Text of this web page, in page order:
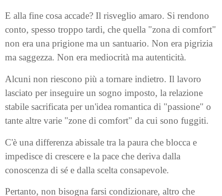
E alla fine cosa accade? Il risveglio amaro. Si rendono
conto, spesso troppo tardi, che quella "zona di comfort"
non era una prigione ma un santuario. Non era pigrizia
ma saggezza. Non era mediocrità ma autenticità.
Alcuni non riescono più a tornare indietro. Il lavoro
lasciato per inseguire un sogno imposto, la relazione
stabile sacrificata per un'idea romantica di "passione" o
tante altre varie "zone di comfort" da cui sono fuggiti.
C'è una differenza abissale tra la paura che blocca e
impedisce di crescere e la pace che deriva dalla
conoscenza di sé e dalla scelta consapevole.
Pertanto, non bisogna farsi condizionare, altro che